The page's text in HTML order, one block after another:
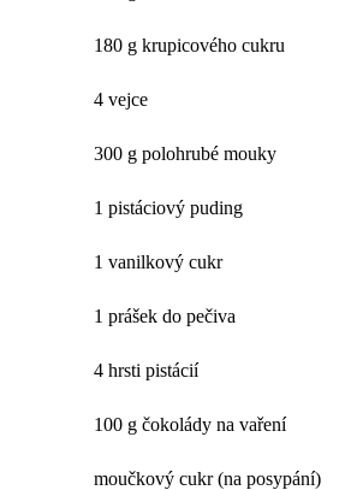
180 g krupicového cukru
4 vejce
300 g polohrubé mouky
1 pistáciový puding
1 vanilkový cukr
1 prášek do pečiva
4 hrsti pistácií
100 g čokolády na vaření
moučkový cukr (na posypání)